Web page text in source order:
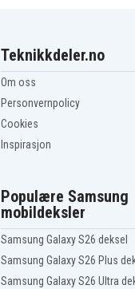
Teknikkdeler.no
Om oss
Personvernpolicy
Cookies
Inspirasjon
Populære Samsung
mobildeksler
Samsung Galaxy S26 deksel
Samsung Galaxy S26 Plus
Samsung Galaxy S26 Ultra